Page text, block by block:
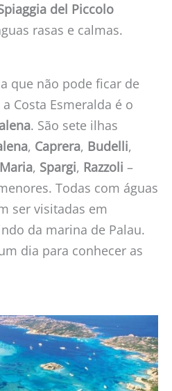
del Piccolo
rasas e calmas.
que não pode ficar de
Costa Esmeralda é o
. São sete ilhas
, Caprera, Budelli,
, Spargi, Razzoli –
Todas com águas
ser visitadas em
da marina de Palau.
dia para conhecer as